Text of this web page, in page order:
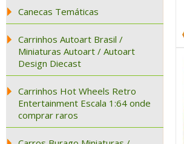
Canecas Temáticas
Carrinhos Autoart Brasil /
Miniaturas Autoart / Autoart
Design Diecast
Carrinhos Hot Wheels Retro
Entertainment Escala 1:64 onde
comprar raros